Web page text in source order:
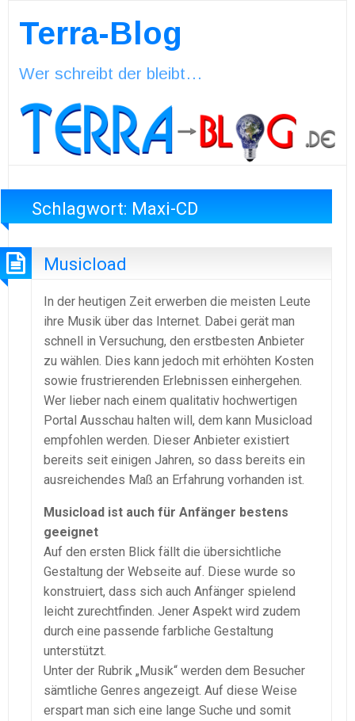
Terra-Blog
Wer schreibt der bleibt…
Schlagwort: Maxi-CD
Musicload
In der heutigen Zeit erwerben die meisten Leute
ihre Musik über das Internet. Dabei gerät man
schnell in Versuchung, den erstbesten Anbieter
zu wählen. Dies kann jedoch mit erhöhten Kosten
sowie frustrierenden Erlebnissen einhergehen.
Wer lieber nach einem qualitativ hochwertigen
Portal Ausschau halten will, dem kann Musicload
empfohlen werden. Dieser Anbieter existiert
bereits seit einigen Jahren, so dass bereits ein
ausreichendes Maß an Erfahrung vorhanden ist.
Musicload ist auch für Anfänger bestens
geeignet
Auf den ersten Blick fällt die übersichtliche
Gestaltung der Webseite auf. Diese wurde so
konstruiert, dass sich auch Anfänger spielend
leicht zurechtfinden. Jener Aspekt wird zudem
durch eine passende farbliche Gestaltung
unterstützt.
Unter der Rubrik „Musik“ werden dem Besucher
sämtliche Genres angezeigt. Auf diese Weise
erspart man sich eine lange Suche und somit